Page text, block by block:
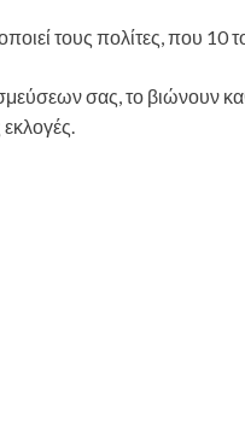
τους πολίτες, που 10
σας, το βιώνουν